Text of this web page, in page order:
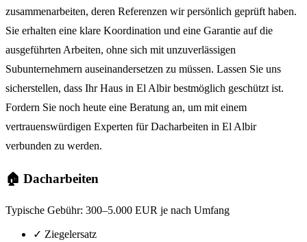
zusammenarbeiten, deren Referenzen wir persönlich geprüft haben.
Sie erhalten eine klare Koordination und eine Garantie auf die
ausgeführten Arbeiten, ohne sich mit unzuverlässigen
Subunternehmern auseinandersetzen zu müssen. Lassen Sie uns
sicherstellen, dass Ihr Haus in El Albir bestmöglich geschützt ist.
Fordern Sie noch heute eine Beratung an, um mit einem
vertrauenswürdigen Experten für Dacharbeiten in El Albir
verbunden zu werden.
🏠 Dacharbeiten
Typische Gebühr: 300–5.000 EUR je nach Umfang
✓ Ziegelersatz